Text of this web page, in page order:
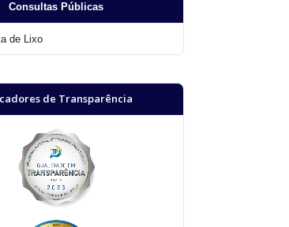
Consultas Públicas
de Lixo
de Transparência